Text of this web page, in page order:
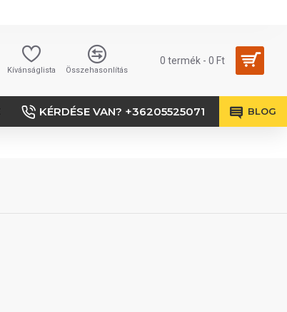
Kívánságlista Összehasonlítás
0 termék - 0 Ft
KÉRDÉSE VAN? +36205525071 BLOG